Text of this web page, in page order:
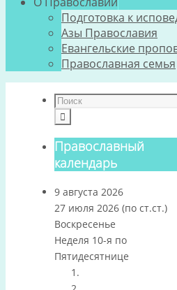
Подготовка к
Азы Православия
Евангельские
Православная семья
Православный
календарь
9 августа 2026
27 июля 2026 (по ст.ст.)
Воскресенье
Неделя 10-я по
Пятидесятнице